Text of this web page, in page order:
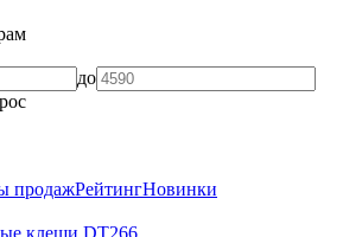
до
продажРейтингНовинки